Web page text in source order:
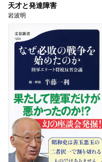
天才と発達障害
岩波明